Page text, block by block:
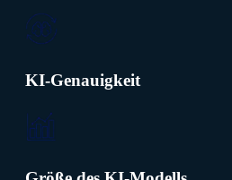
KI-Genauigkeit